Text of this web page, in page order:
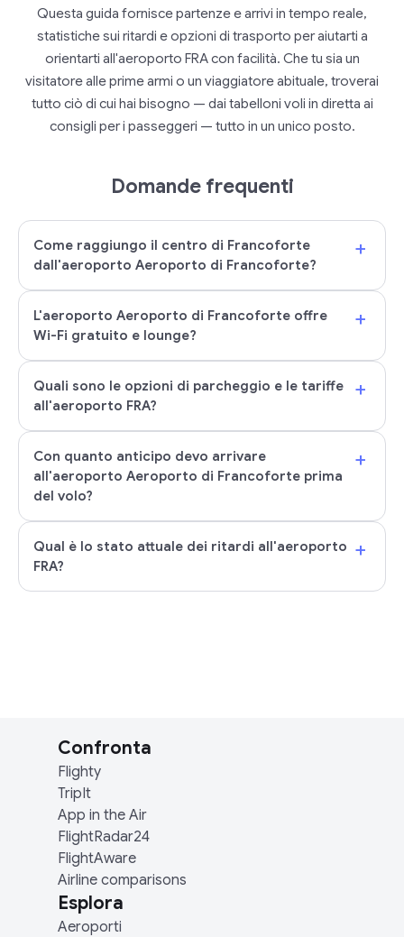
Questa guida fornisce partenze e arrivi in tempo reale,
statistiche sui ritardi e opzioni di trasporto per aiutarti a
orientarti all'aeroporto FRA con facilità. Che tu sia un
visitatore alle prime armi o un viaggiatore abituale, troverai
tutto ciò di cui hai bisogno — dai tabelloni voli in diretta ai
consigli per i passeggeri — tutto in un unico posto.
Domande frequenti
Come raggiungo il centro di Francoforte
dall'aeroporto Aeroporto di Francoforte?
+
L'aeroporto Aeroporto di Francoforte offre
Wi-Fi gratuito e lounge?
+
Quali sono le opzioni di parcheggio e le tariffe
all'aeroporto FRA?
+
Con quanto anticipo devo arrivare
all'aeroporto Aeroporto di Francoforte prima
del volo?
+
Qual è lo stato attuale dei ritardi all'aeroporto
FRA?
+
Confronta
Flighty
TripIt
App in the Air
FlightRadar24
FlightAware
Airline comparisons
Esplora
Aeroporti